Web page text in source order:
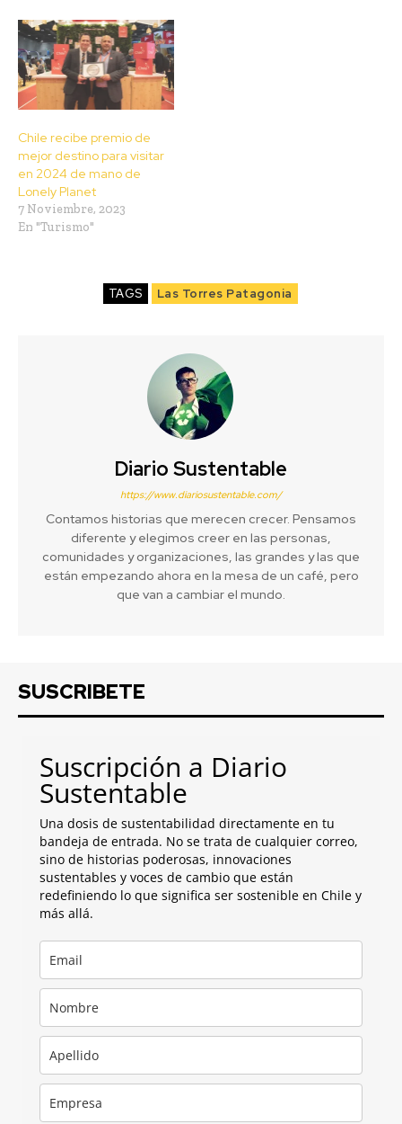
Chile recibe premio de
mejor destino para visitar
en 2024 de mano de
Lonely Planet
7 Noviembre, 2023
En "Turismo"
TAGS Las Torres Patagonia
Diario Sustentable
https://www.diariosustentable.com/
Contamos historias que merecen crecer. Pensamos
diferente y elegimos creer en las personas,
comunidades y organizaciones, las grandes y las que
están empezando ahora en la mesa de un café, pero
que van a cambiar el mundo.
SUSCRIBETE
Suscripción a Diario
Sustentable
Una dosis de sustentabilidad directamente en tu
bandeja de entrada. No se trata de cualquier correo,
sino de historias poderosas, innovaciones
sustentables y voces de cambio que están
redefiniendo lo que significa ser sostenible en Chile y
más allá.